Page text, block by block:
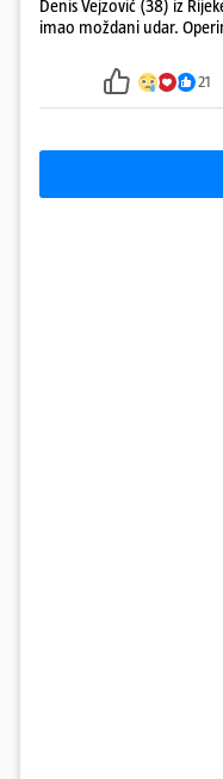
Denis Vejzović (38) iz
imao moždani udar.
tamošnji liječnici ne
21